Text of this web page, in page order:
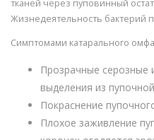
тканей через пуповинный
Жизнедеятельность бактерий
Симптомами катарального
Прозрачные серозные
выделения из
Покраснение
Плохое заживление